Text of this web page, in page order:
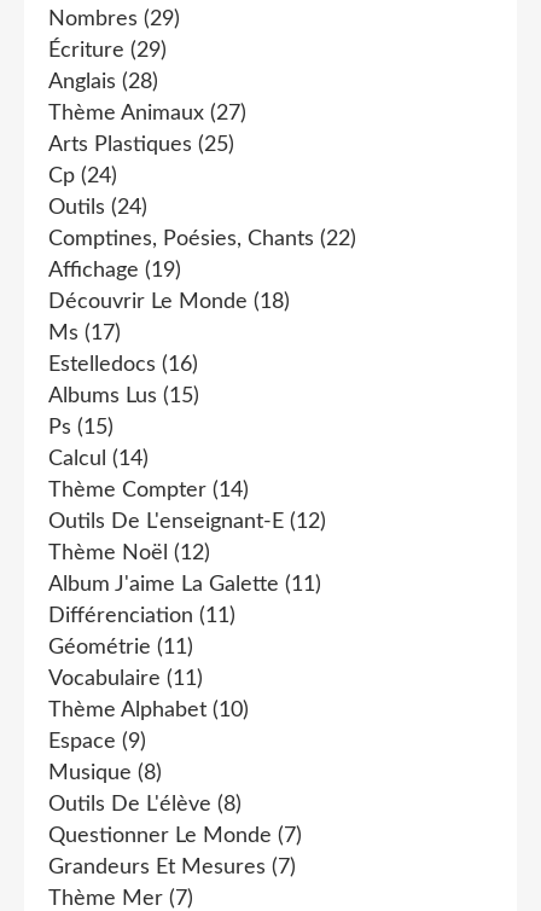
Nombres (29)
Écriture (29)
Anglais (28)
Thème Animaux (27)
Arts Plastiques (25)
Cp (24)
Outils (24)
Comptines, Poésies, Chants (22)
Affichage (19)
Découvrir Le Monde (18)
Ms (17)
Estelledocs (16)
Albums Lus (15)
Ps (15)
Calcul (14)
Thème Compter (14)
Outils De L'enseignant-E (12)
Thème Noël (12)
Album J'aime La Galette (11)
Différenciation (11)
Géométrie (11)
Vocabulaire (11)
Thème Alphabet (10)
Espace (9)
Musique (8)
Outils De L'élève (8)
Questionner Le Monde (7)
Grandeurs Et Mesures (7)
Thème Mer (7)